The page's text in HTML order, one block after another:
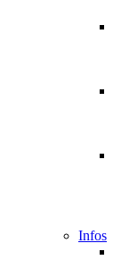
Infos